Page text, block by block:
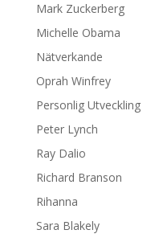
Mark Zuckerberg
Michelle Obama
Nätverkande
Oprah Winfrey
Personlig Utveckling
Peter Lynch
Ray Dalio
Richard Branson
Rihanna
Sara Blakely